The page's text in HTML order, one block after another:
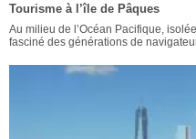
Tourisme à l’île de Pâques
Au milieu de l’Océan Pacifique,
fasciné des générations de